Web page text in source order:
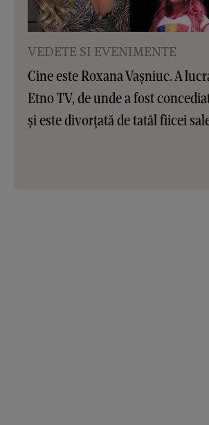
VEDETE SI EVENIMENTE
Cine este Roxana Vașniuc. A
Etno TV, de unde a fost
și este divorțată de tatăl fiicei